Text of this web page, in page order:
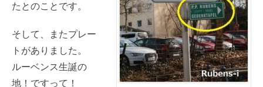
たとのことです。
そして、またプレー
トがありました。
ルーベンス生誕の
地！ですって！